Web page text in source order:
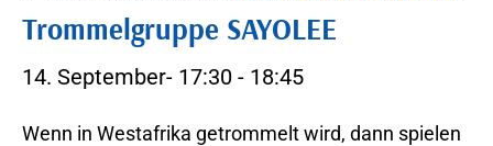
Trommelgruppe SAYOLEE
14. September- 17:30 - 18:45
Wenn in Westafrika getrommelt wird, dann spielen